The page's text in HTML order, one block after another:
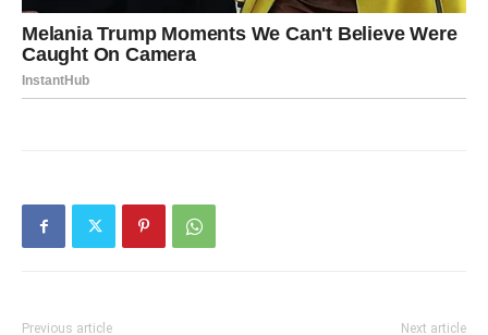
Previous article Next article